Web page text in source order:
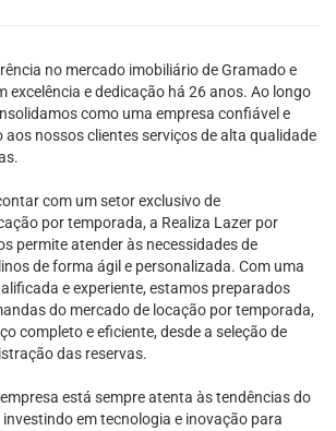
no mercado imobiliário de Gramado e
excelência e dedicação há 26 anos. Ao longo
como uma empresa confiável e
aos nossos clientes serviços de alta qualidade
com um setor exclusivo de
por temporada, a Realiza Lazer por
permite atender às necessidades de
de forma ágil e personalizada. Com uma
e experiente, estamos preparados
do mercado de locação por temporada,
completo e eficiente, desde a seleção de
das reservas.
está sempre atenta às tendências do
em tecnologia e inovação para